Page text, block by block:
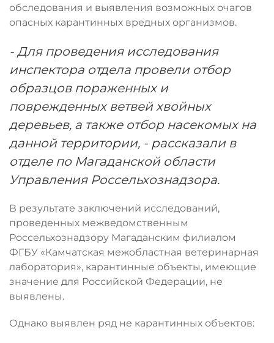
обследования и выявления возможных очагов
опасных карантинных вредных организмов.
- Для проведения исследования
инспектора отдела провели отбор
образцов пораженных и
поврежденных ветвей хвойных
деревьев, а также отбор насекомых на
данной территории, - рассказали в
отделе по Магаданской области
Управления Россельхознадзора.
В результате заключений исследований,
проведенных межведомственным
Россельхознадзору Магаданским филиалом
ФГБУ «Камчатская межобластная ветеринарная
лаборатория», карантинные объекты, имеющие
значение для Российской Федерации, не
выявлены.
Однако выявлен ряд не карантинных объектов: